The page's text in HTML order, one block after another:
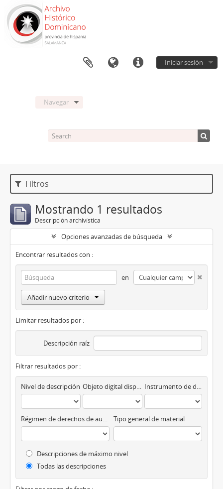
Iniciar sesión
Navegar
Filtros
Mostrando 1 resultados
Descripción archivística
Opciones avanzadas de búsqueda
Encontrar resultados con :
en
Añadir nuevo criterio
Limitar resultados por :
Descripción raíz
Filtrar resultados por :
Nivel de descripción Objeto digital disponibles Instrumento de descripción
Régimen de derechos de autor Tipo general de material
Descripciones de máximo nivel
Todas las descripciones